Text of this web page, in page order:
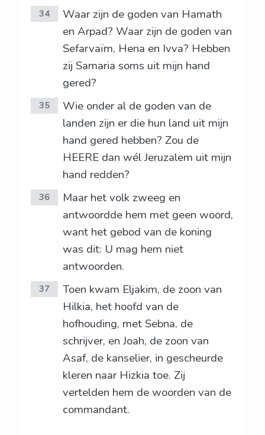
34
Waar zijn de goden van Hamath
en Arpad? Waar zijn de goden van
Sefarvaïm, Hena en Ivva? Hebben
zij Samaria soms uit mijn hand
gered?
35
Wie onder al de goden van de
landen zijn er die hun land uit mijn
hand gered hebben? Zou de
HEERE dan wél Jeruzalem uit mijn
hand redden?
36
Maar het volk zweeg en
antwoordde hem met geen woord,
want het gebod van de koning
was dit: U mag hem niet
antwoorden.
37
Toen kwam Eljakim, de zoon van
Hilkia, het hoofd van de
hofhouding, met Sebna, de
schrijver, en Joah, de zoon van
Asaf, de kanselier, in gescheurde
kleren naar Hizkia toe. Zij
vertelden hem de woorden van de
commandant.